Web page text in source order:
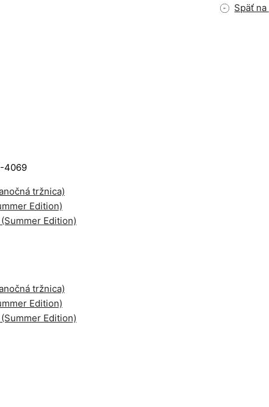
Späť
4069
tržnica)
Edition)
Edition)
tržnica)
Edition)
Edition)